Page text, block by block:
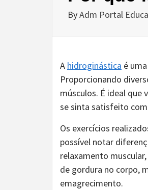
ByAdm Portal
A hidroginástica é
Proporcionando
músculos. É ideal que
se sinta satisfeito
Os exercícios
possível notar
relaxamento
de gordura no corpo,
emagrecimento.